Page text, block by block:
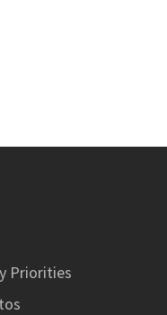
Priorities